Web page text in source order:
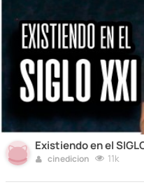
Existiendo en el SIGLO
cinedicion 11k